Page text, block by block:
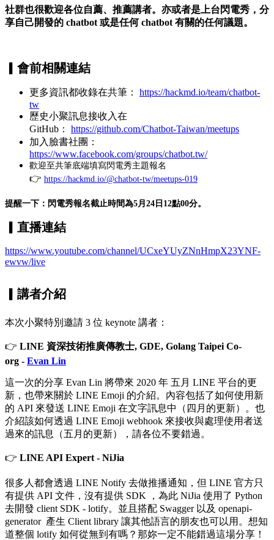
社群也很歡迎各位自薦、推薦講者。亦或者是上台閃電秀，分
享自己開發的 chatbot 或是任何 chatbot 有關的任何議題。
▎會前相關連結
更多資訊都收錄在共筆： https://hackmd.io/team/chatbot-
tw
歷史小聚訊息接收入在
GitHub： https://github.com/Chatbot-Taiwan/meetups
加入臉書社團：
https://www.facebook.com/groups/chatbot.tw/
歡迎至共筆底端填寫閃電秀主題報名
👉 https://hackmd.io/@chatbot-tw/meetups-019
提醒一下：閃電秀報名截止時間為5月24日12點00分。
▎直播連結
https://www.youtube.com/channel/UCxeYUyZNnHmpX23YNF-
ewvw/live
講者介紹
本次小聚特別邀請 3 位 keynote 講者：
👉 LINE 資深技術推廣傳教士, GDE, Golang Taipei Co-
org - Evan Lin
這一次的分享 Evan Lin 將帶來 2020 年 五月 LINE 平台的更
新，也帶來關於 LINE Emoji 的介紹。內容包括了如何使用新
的 API 來發送 LINE Emoji 在文字訊息中（四月的更新）。也
介紹該如何透過 LINE Emoji webhook 來接收與處理使用者送
過來的訊息（五月的更新），請各位不要錯過。
👉 LINE API Expert - NiJia
很多人都會透過 LINE Notify 去做推播通知，但 LINE 官方只
有提供 API 文件，沒有提供 SDK ，為此 NiJia 使用了 Python
去開發 client SDK - lotify。並且搭配 Swagger 以及 openapi-
generator 產生 Client library 讓其他語言的朋友也可以用。想知
道整個 lotify 如何從無到有嗎？那妳一定不能錯過這場分享！